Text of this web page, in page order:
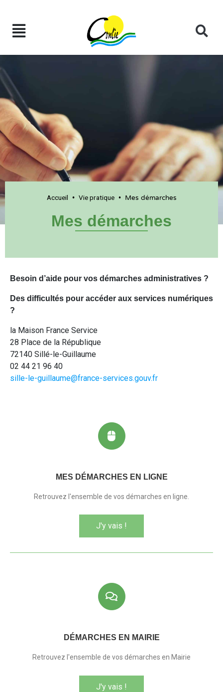
Accueil • Vie pratique• Mes démarches
Mes démarches
Besoin d’aide pour vos démarches administratives ?
Des difficultés pour accéder aux services numériques
?
la Maison France Service
28 Place de la République
72140 Sillé-le-Guillaume
02 44 21 96 40
sille-le-guillaume@france-services.gouv.fr
MES DÉMARCHES EN LIGNE
Retrouvez l'ensemble de vos démarches en ligne.
J'y vais !
DÉMARCHES EN MAIRIE
Retrouvez l'ensemble de vos démarches en Mairie
J'y vais !